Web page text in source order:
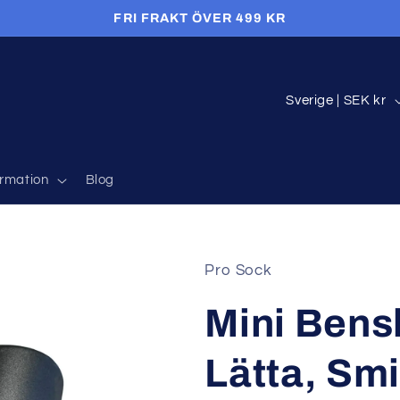
FRI FRAKT ÖVER 499 KR
Blog
L
g
i
o
n
Sverige | SEK kr
Pro Sock
Mini
Lätta,